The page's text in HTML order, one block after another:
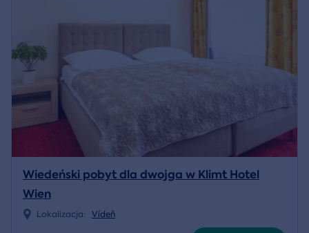
Wiedeński pobyt dla dwojga w Klimt Hotel
Wien
Lokalizacja: Vídeň